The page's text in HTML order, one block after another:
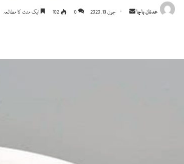
عدنان باچا
Send جون 13, 2020 0
102 ایک منٹ کا مطالعہ